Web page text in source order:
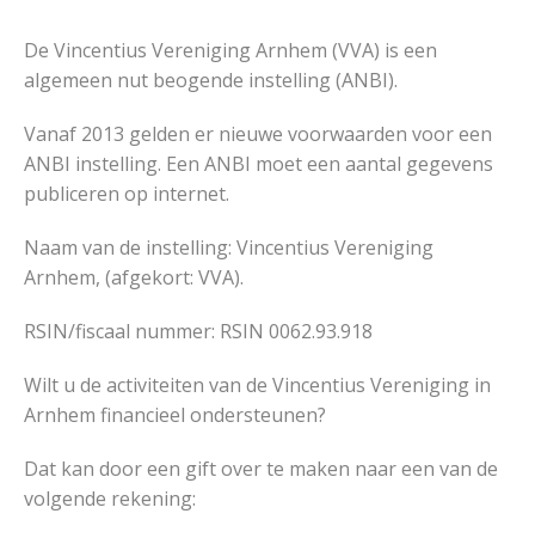
De Vincentius Vereniging Arnhem (VVA) is een
algemeen nut beogende instelling (ANBI).
Vanaf 2013 gelden er nieuwe voorwaarden voor een
ANBI instelling. Een ANBI moet een aantal gegevens
publiceren op internet.
Naam van de instelling: Vincentius Vereniging
Arnhem, (afgekort: VVA).
RSIN/fiscaal nummer: RSIN 0062.93.918
Wilt u de activiteiten van de Vincentius Vereniging in
Arnhem financieel ondersteunen?
Dat kan door een gift over te maken naar een van de
volgende rekening: